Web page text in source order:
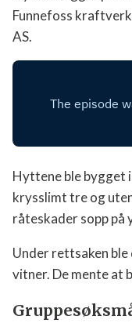
Funnefoss
Smartbo AS.
Hyttene ble bygget
krysslimt tre og
råteskader sopp på
Under rettsaken
nok.